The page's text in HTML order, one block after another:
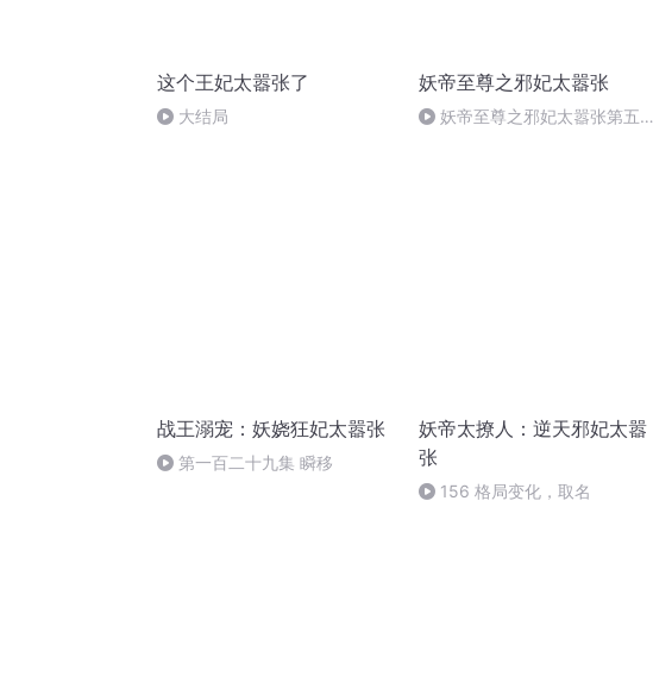
这个王妃太嚣张了
大结局
妖帝至尊之邪妃太嚣张
妖帝至尊之邪妃太嚣张第五卷
战王溺宠：妖娆狂妃太嚣张
第一百二十九集 瞬移
妖帝太撩人：逆天邪妃太嚣
张
156 格局变化，取名